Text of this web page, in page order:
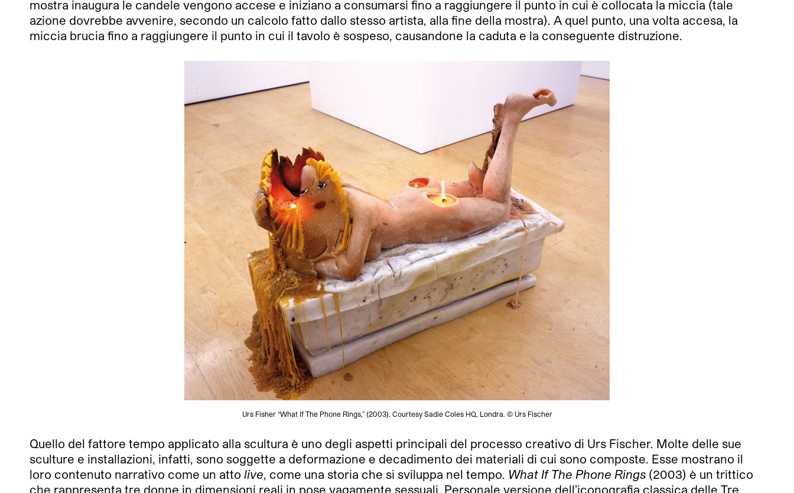
mostra inaugura le candele vengono accese e iniziano a consumarsi fino a raggiungere il punto in cui è collocata la miccia (tale
azione dovrebbe avvenire, secondo un calcolo fatto dallo stesso artista, alla fine della mostra). A quel punto, una volta accesa, la
miccia brucia fino a raggiungere il punto in cui il tavolo è sospeso, causandone la caduta e la conseguente distruzione.
Urs Fisher “What If The Phone Rings,” (2003). Courtesy Sadie Coles HQ, Londra. © Urs Fischer
Quello del fattore tempo applicato alla scultura è uno degli aspetti principali del processo creativo di Urs Fischer. Molte delle sue
sculture e installazioni, infatti, sono soggette a deformazione e decadimento dei materiali di cui sono composte. Esse mostrano il
loro contenuto narrativo come un atto live, come una storia che si sviluppa nel tempo. What If The Phone Rings (2003) è un trittico
che rappresenta tre donne in dimensioni reali in pose vagamente sessuali. Personale versione dell’iconografia classica delle Tre